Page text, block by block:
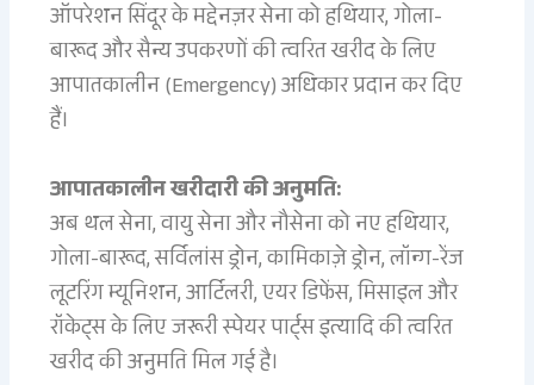
ऑपरेशन सिंदूर के मद्देनज़र सेना को हथियार, गोला-
बारूद और सैन्य उपकरणों की त्वरित खरीद के लिए
आपातकालीन (Emergency) अधिकार प्रदान कर दिए
हैं।
आपातकालीन खरीदारी की अनुमति:
अब थल सेना, वायु सेना और नौसेना को नए हथियार,
गोला-बारूद, सर्विलांस ड्रोन, कामिकाज़े ड्रोन, लॉन्ग-रेंज
लूटरिंग म्यूनिशन, आर्टिलरी, एयर डिफेंस, मिसाइल और
रॉकेट्स के लिए जरूरी स्पेयर पार्ट्स इत्यादि की त्वरित
खरीद की अनुमति मिल गई है।